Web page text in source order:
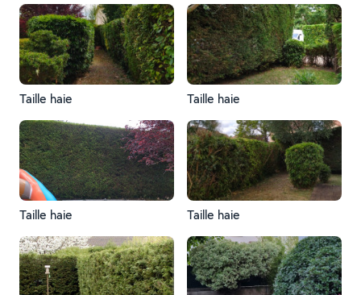
Taille haie Taille haie
Taille haie Taille haie